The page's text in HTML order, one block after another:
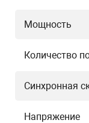
Мощность
Количество
Синхронная
Напряжение